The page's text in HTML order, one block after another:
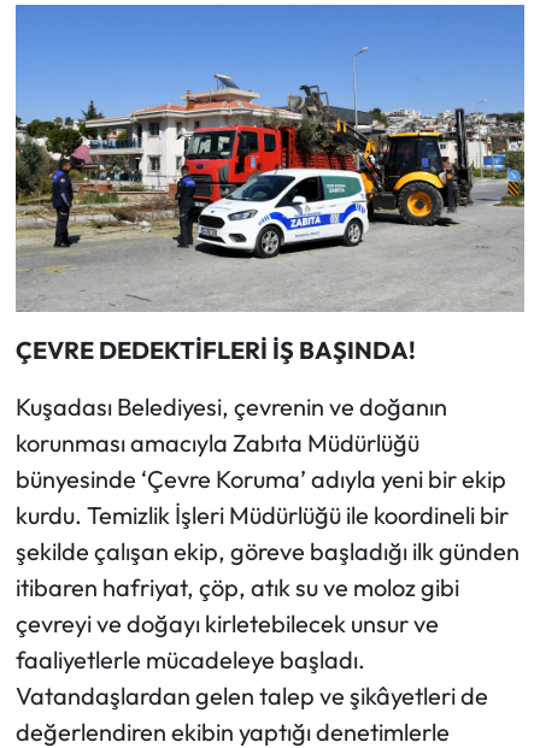
ÇEVRE DEDEKTİFLERİ İŞ BAŞINDA!
Kuşadası Belediyesi, çevrenin ve doğanın
korunması amacıyla Zabıta Müdürlüğü
bünyesinde ‘Çevre Koruma’ adıyla yeni bir ekip
kurdu. Temizlik İşleri Müdürlüğü ile koordineli bir
şekilde çalışan ekip, göreve başladığı ilk günden
itibaren hafriyat, çöp, atık su ve moloz gibi
çevreyi ve doğayı kirletebilecek unsur ve
faaliyetlerle mücadeleye başladı.
Vatandaşlardan gelen talep ve şikâyetleri de
değerlendiren ekibin yaptığı denetimlerle